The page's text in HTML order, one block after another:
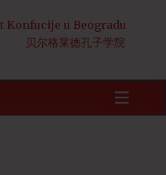
Konfucije u Beogradu
贝尔格莱德孔子学院